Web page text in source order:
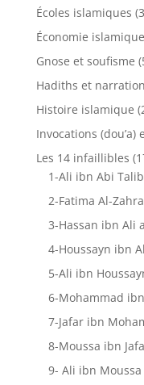
Écoles islamiques
Économie islamique
Gnose et soufisme
Hadiths et
Histoire islamique
Invocations
Les 14 infaillibles
1-Ali ibn Abi Talib
2-Fatima Al-Zahra
3-Hassan ibn Ali
4-Houssayn ibn
5-Ali ibn
6-Mohammad
7-Jafar ibn
8-Moussa ibn
9- Ali ibn